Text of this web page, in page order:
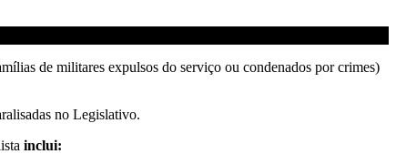
de militares expulsos do serviço ou condenados por crimes)
no Legislativo.
inclui: